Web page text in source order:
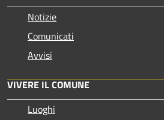
Notizie
Comunicati
Avvisi
VIVERE IL COMUNE
Luoghi